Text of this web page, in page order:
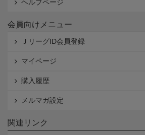
ヘルプページ
会員向けメニュー
ＪリーグID会員登録
マイページ
購入履歴
メルマガ設定
関連リンク